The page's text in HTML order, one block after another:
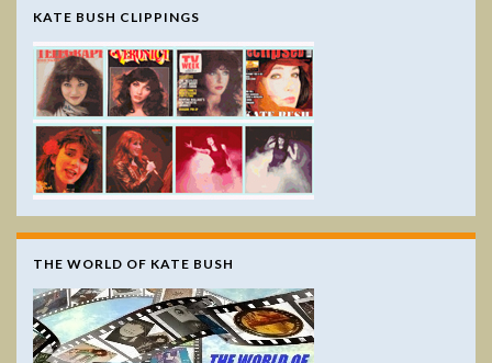
KATE BUSH CLIPPINGS
THE WORLD OF KATE BUSH